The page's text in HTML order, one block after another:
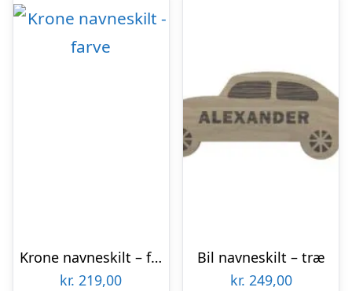
Krone navneskilt – farve
kr. 219,00
Bil navneskilt – træ
kr. 249,00